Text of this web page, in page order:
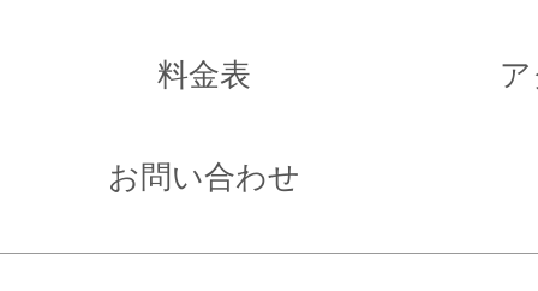
料金表
お問い合わせ